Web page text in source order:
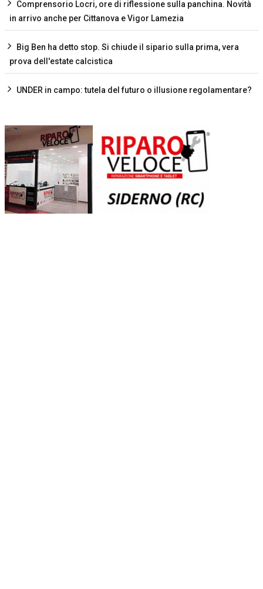
Comprensorio Locri, ore di riflessione sulla panchina. Novità
in arrivo anche per Cittanova e Vigor Lamezia
Big Ben ha detto stop. Si chiude il sipario sulla prima, vera
prova dell'estate calcistica
UNDER in campo: tutela del futuro o illusione regolamentare?